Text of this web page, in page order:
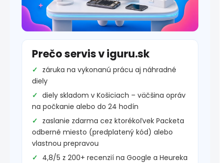
Prečo servis v iguru.sk
záruka na vykonanú prácu aj náhradné
diely
diely skladom v Košiciach – väčšina opráv
na počkanie alebo do 24 hodín
zaslanie zdarma cez ktorékoľvek Packeta
odberné miesto (predplatený kód) alebo
vlastnou prepravou
4,8/5 z 200+ recenzií na Google a Heureka